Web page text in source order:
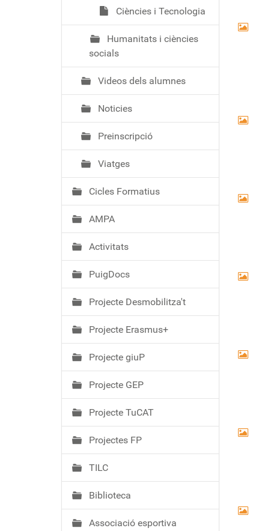
Ciències i Tecnologia
Humanitats i ciències
socials
Videos dels alumnes
Noticies
Preinscripció
Viatges
Cicles Formatius
AMPA
Activitats
PuigDocs
Projecte Desmobilitza't
Projecte Erasmus+
Projecte giuP
Projecte GEP
Projecte TuCAT
Projectes FP
TILC
Biblioteca
Associació esportiva